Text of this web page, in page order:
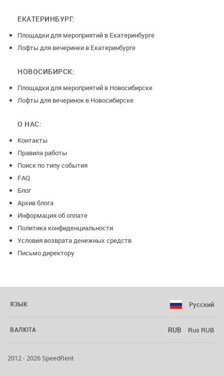
ЕКАТЕРИНБУРГ:
Площадки для мероприятий в Екатеринбурге
Лофты для вечеринки в Екатеринбурге
НОВОСИБИРСК:
Площадки для мероприятий в Новосибирске
Лофты для вечеринок в Новосибирске
О НАС:
Контакты
Правила работы
Поиск по типу события
FAQ
Блог
Архив блога
Информация об оплате
Политика конфиденциальности
Условия возврата денежных средств
Письмо директору
ЯЗЫК Русский
ВАЛЮТА RUB Rus RUB
2012 - 2026 SpeedRent